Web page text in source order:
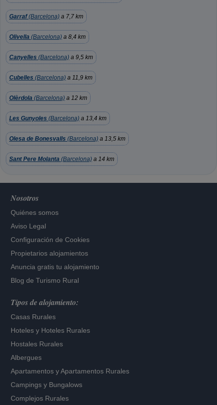
Garraf(Barcelona) a 7,7 km
Olivella (Barcelona) a 8,4 km
Canyelles (Barcelona) a 9,5 km
Cubelles (Barcelona) a 11,9 km
Olèrdola (Barcelona) a 12 km
Les Gunyoles (Barcelona) a 13,4 km
Olesa de Bonesvalls (Barcelona) a 13,5 km
Sant Pere Molanta (Barcelona) a 14 km
Nosotros
Quiénes somos
Aviso Legal
Configuración de Cookies
Propietarios alojamientos
Anuncia gratis tu alojamiento
Blog de Turismo Rural
Tipos de alojamiento:
Casas Rurales
Hoteles y Hoteles Rurales
Hostales Rurales
Albergues
Apartamentos yApartamentos Rurales
Campings y Bungalows
Complejos Rurales